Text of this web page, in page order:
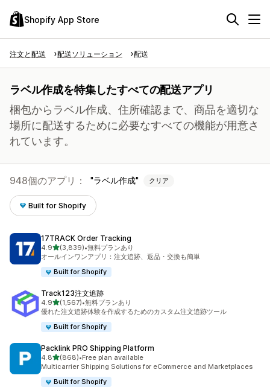
Shopify App Store
注文と配送 配送ソリューション 配送
ラベル作成を特集したすべての配送アプリ
梱包からラベル作成、住所確認まで、商品を適切な
場所に配送するために必要なすべての機能が用意さ
れています。
948個のアプリ： ラベル作成 クリア
Built for Shopify
17TRACK Order Tracking
4.95つ星中
(3,839)
合計レビュー数：3839件
•無料プランあり
オールインワンアプリ：注文追跡、返品・交換も簡単
Built for Shopify
Track123注文追跡
4.95つ星中
(1,567)
合計レビュー数：1567件
•無料プランあり
優れた注文追跡体験を作成するためのカスタム注文追跡ツール
Built for Shopify
Packlink PRO Shipping Platform
4.85つ星中
(868)
合計レビュー数：868件
•Free plan available
Multicarrier Shipping Solutions for eCommerce and Marketplaces
Built for Shopify